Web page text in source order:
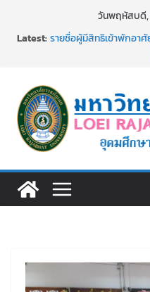
วันพฤหัสบดี,
Latest:รายชื่อผู้มีสิทธิเข้าพักอา
สนับสนุน สังกัดมหาวิทย
๑,๙๗๒ ชุด โดยวิธีเฉพาะเ
ม.ราชภัฏเลย จัดกิจกรร
บำเพ็ญสาธารณกุศล 69
รายชื่อผู้ผ่านการสอบแข่ง
สังกัดมหาวิทยาลัยราชภัฏ